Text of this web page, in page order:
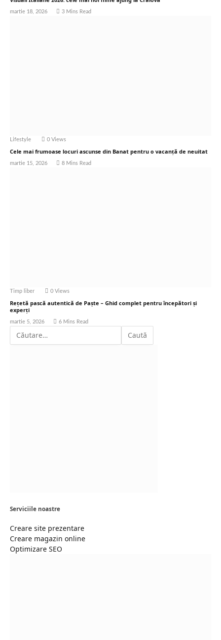
martie 18, 2026 3 Mins Read
Lifestyle 0 Views
Cele mai frumoase locuri ascunse din Banat pentru o vacanță de neuitat
martie 15, 2026 8 Mins Read
Timp liber 0 Views
Rețetă pască autentică de Paște – Ghid complet pentru începători și
experți
martie 5, 2026 6 Mins Read
Serviciile noastre
Creare site prezentare
Creare magazin online
Optimizare SEO